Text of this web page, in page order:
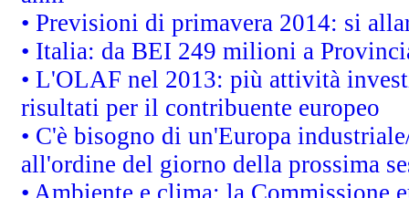
• Previsioni di primavera 2014: si
• Italia: da BEI 249 milioni a
• L'OLAF nel 2013: più attività
risultati per il contribuente europeo
• C'è bisogno di un'Europa
all'ordine del giorno della prossima
• Ambiente e clima: la Commissione